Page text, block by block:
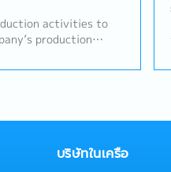
activities to
production
raw
and motivation.-
to ensure
บริษัทในเครือ